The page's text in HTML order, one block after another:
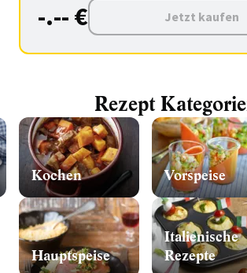
-.-- € Jetzt kaufen
Rezept
Kochen
Hauptspeise
Vorspeise
Italienische
Rezepte